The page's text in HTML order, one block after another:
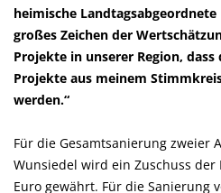
heimische
großes Zeichen der
Projekte in unserer Region, dass
Projekte aus meinem
werden.“
Für die Gesamtsanierung zweier
Wunsiedel wird ein Zuschuss der
Euro gewährt. Für die Sanierung